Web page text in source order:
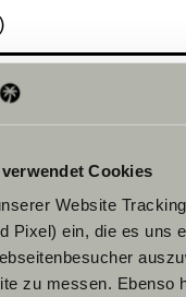
Cookies
Website
Pixel) ein, die es uns
zu messen. Ebenso
model wil je